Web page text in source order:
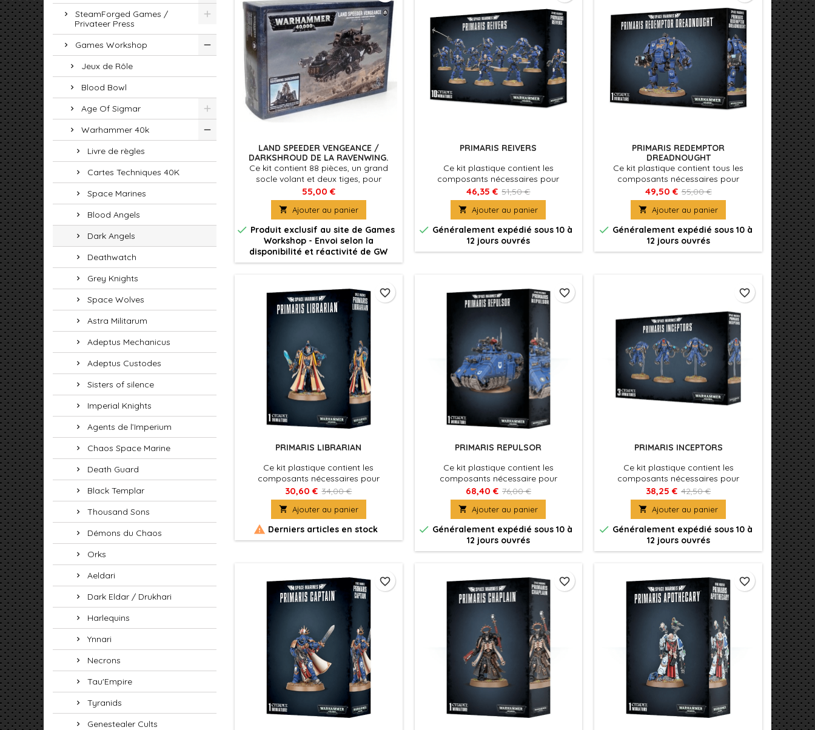
SteamForged Games /
Privateer Press
Games Workshop
Jeux de Rôle
Blood Bowl
Age Of Sigmar
Warhammer 40k
Livre de règles
Cartes Techniques 40K
Space Marines
Blood Angels
Dark Angels
Deathwatch
Grey Knights
Space Wolves
Astra Militarum
Adeptus Mechanicus
Adeptus Custodes
Sisters of silence
Imperial Knights
Agents de l’Imperium
Chaos Space Marine
Death Guard
Black Templar
Thousand Sons
Démons du Chaos
Orks
Aeldari
Dark Eldar / Drukhari
Harlequins
Ynnari
Necrons
Tau'Empire
Tyranids
Genestealer Cults
LAND SPEEDER VENGEANCE /
DARKSHROUD DE LA RAVENWING.
Ce kit contient 88 pièces, un grand
socle volant et deux tiges, pour
assembler soit un Land Speeder
Vengeance, soit un Darkshroud de la
Ravenwing.
55,00 €
 Ajouter au panier
 Produit exclusif au site de Games
Workshop - Envoi selon la
disponibilité et réactivité de GW
PRIMARIS REIVERS
Ce kit plastique contient les
composants nécessaires pour
assembler une Primaris Reiver Squad
de 10 membres.
46,35 € 51,50 €
 Ajouter au panier
 Généralement expédié sous 10 à
12 jours ouvrés
PRIMARIS REDEMPTOR
DREADNOUGHT
Ce kit plastique contient tous les
composants nécessaires pour
assembler un Primaris Redemptor
Dreadnought. Deux fois plus haut
qu'un Space Marine Primaris – et
encore plus grand et large que le
Dreadnought standard
49,50 € 55,00 €
 Ajouter au panier
 Généralement expédié sous 10 à
12 jours ouvrés
PRIMARIS LIBRARIAN
Ce kit plastique contient les
composants nécessaires pour
assembler un Primaris Librarian.
30,60 € 34,00 €
 Ajouter au panier
 Derniers articles en stock
favorite_border
PRIMARIS REPULSOR
Ce kit plastique contient les
composants nécessaire pour
assembler un Space Marines Primaris
Repulsor
68,40 € 76,00 €
 Ajouter au panier
 Généralement expédié sous 10 à
12 jours ouvrés
favorite_border
PRIMARIS INCEPTORS
Ce kit plastique contient les
composants nécessaires pour
assembler 3 Primaris Inceptors.
38,25 € 42,50 €
 Ajouter au panier
 Généralement expédié sous 10 à
12 jours ouvrés
favorite_border
favorite_border favorite_border favorite_border